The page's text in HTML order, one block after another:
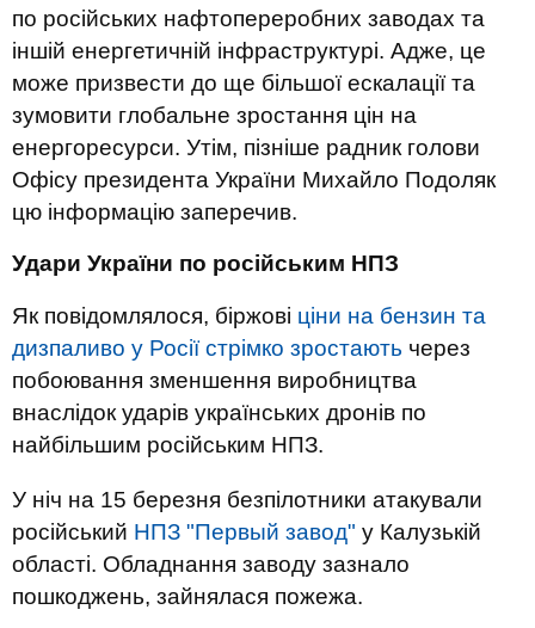
по російських нафтопереробних заводах та
іншій енергетичній інфраструктурі. Адже, це
може призвести до ще більшої ескалації та
зумовити глобальне зростання цін на
енергоресурси. Утім, пізніше радник голови
Офісу президента України Михайло Подоляк
цю інформацію заперечив.
Удари України по російським НПЗ
Як повідомлялося, біржові ціни на бензин та
дизпаливо у Росії стрімко зростають через
побоювання зменшення виробництва
внаслідок ударів українських дронів по
найбільшим російським НПЗ.
У ніч на 15 березня безпілотники атакували
російський НПЗ "Первый завод" у Калузькій
області. Обладнання заводу зазнало
пошкоджень, зайнялася пожежа.